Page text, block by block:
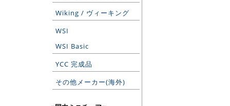
Wiking / ヴィーキング
WSI
WSI Basic
YCC 完成品
その他メーカー(海外)